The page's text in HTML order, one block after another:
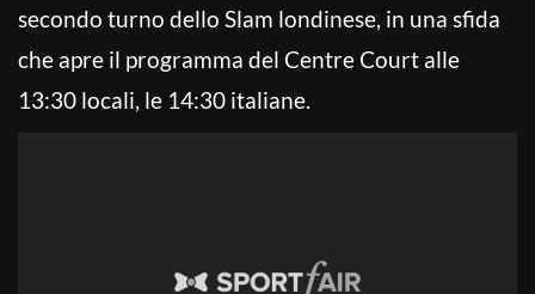
secondo turno dello Slam londinese, in una sfida
che apre il programma del Centre Court alle
13:30 locali, le 14:30 italiane.